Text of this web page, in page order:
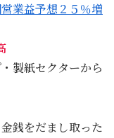
業益予想２５％増
製紙セクターから
銭をだまし取った